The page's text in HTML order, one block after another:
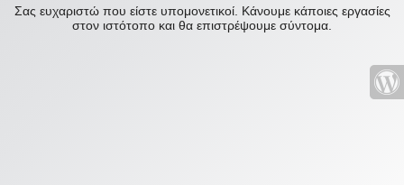
Σας ευχαριστώ που είστε υπομονετικοί. Κάνουμε κάποιες εργασίες
στον ιστότοπο και θα επιστρέψουμε σύντομα.